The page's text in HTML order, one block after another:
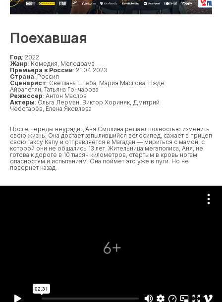
Поехавшая
Год: 2022
Жанр: Комедия, Мелодрама
Премьера в России: 21.04.2023
Страна: Россия
Сценарист: Светлана Штеба, Мария Маслова, Нжде
Айрапетян, Татьяна Гончарова
Режиссер: Антон Маслов
Актеры: Ольга Лерман, Виктор Хориняк, Дмитрий
Чеботарёв, Елена Яковлева
После череды неурядиц Аня Смолина решает полностью изменить
свою жизнь. Она достает запылившийся велосипед, сажает в прицеп
свою таксу Капу и отправляется в Магадан — мириться с мамой, с
которой они не общались 13 лет. Жительница мегаполиса, Аня, не
готова к дороге в 10 тысяч километров, стертым в кровь ногам,
опасностям и испытаниям. Она поймет это уже в пути. Но не
повернет назад.